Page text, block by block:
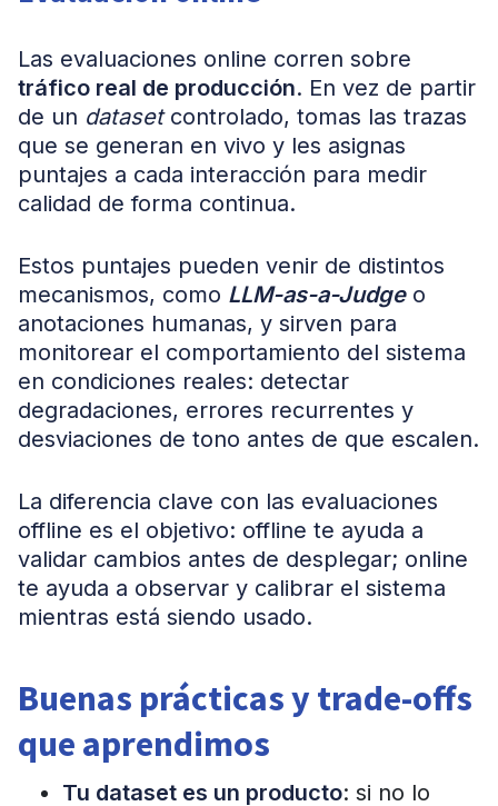
Las evaluaciones online corren sobre
tráfico real de producción. En vez de partir
de un datasetcontrolado, tomas las trazas
que se generan en vivo y les asignas
puntajes a cada interacción para medir
calidad de forma continua.
Estos puntajes pueden venir de distintos
mecanismos, como LLM-as-a-Judgeo
anotaciones humanas, y sirven para
monitorear el comportamiento del sistema
en condiciones reales: detectar
degradaciones, errores recurrentes y
desviaciones de tono antes de que escalen.
La diferencia clave con las evaluaciones
offline es el objetivo: offline te ayuda a
validar cambios antes de desplegar; online
te ayuda a observar y calibrar el sistema
mientras está siendo usado.
Buenas prácticas y trade-offs
que aprendimos
Tu dataset es un producto: si no lo